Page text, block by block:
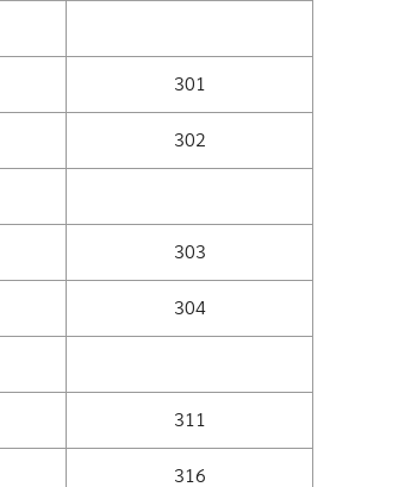
301
302
303
304
311
316